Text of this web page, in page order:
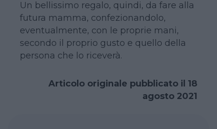
Un bellissimo regalo, quindi, da fare alla
futura mamma, confezionandolo,
eventualmente, con le proprie mani,
secondo il proprio gusto e quello della
persona che lo riceverà.
Articolo originale pubblicato il 18
agosto 2021